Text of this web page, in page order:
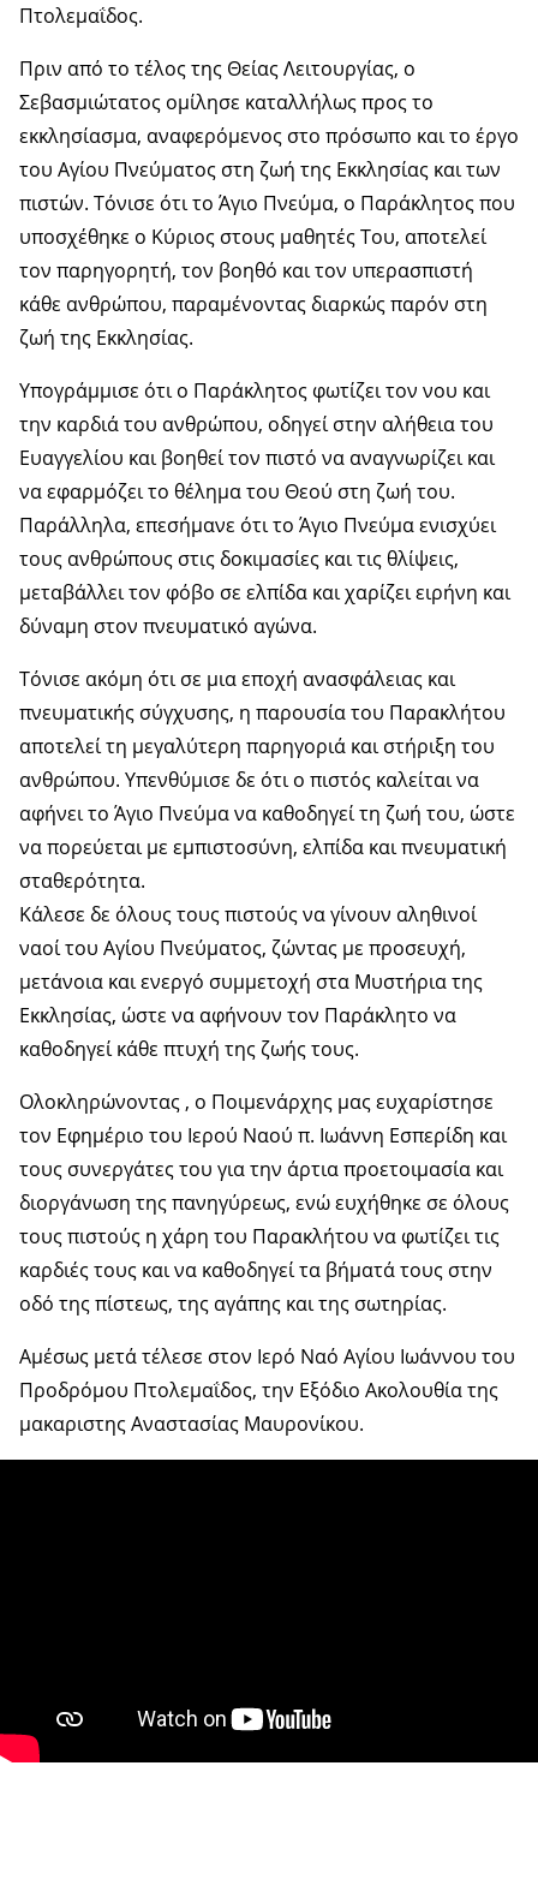
Πτολεμαΐδος.
Πριν από το τέλος της Θείας Λειτουργίας, ο
Σεβασμιώτατος ομίλησε καταλλήλως προς το
εκκλησίασμα, αναφερόμενος στο πρόσωπο και το έργο
του Αγίου Πνεύματος στη ζωή της Εκκλησίας και των
πιστών. Τόνισε ότι το Άγιο Πνεύμα, ο Παράκλητος που
υποσχέθηκε ο Κύριος στους μαθητές Του, αποτελεί
τον παρηγορητή, τον βοηθό και τον υπερασπιστή
κάθε ανθρώπου, παραμένοντας διαρκώς παρόν στη
ζωή της Εκκλησίας.
Υπογράμμισε ότι ο Παράκλητος φωτίζει τον νου και
την καρδιά του ανθρώπου, οδηγεί στην αλήθεια του
Ευαγγελίου και βοηθεί τον πιστό να αναγνωρίζει και
να εφαρμόζει το θέλημα του Θεού στη ζωή του.
Παράλληλα, επεσήμανε ότι το Άγιο Πνεύμα ενισχύει
τους ανθρώπους στις δοκιμασίες και τις θλίψεις,
μεταβάλλει τον φόβο σε ελπίδα και χαρίζει ειρήνη και
δύναμη στον πνευματικό αγώνα.
Τόνισε ακόμη ότι σε μια εποχή ανασφάλειας και
πνευματικής σύγχυσης, η παρουσία του Παρακλήτου
αποτελεί τη μεγαλύτερη παρηγοριά και στήριξη του
ανθρώπου. Υπενθύμισε δε ότι ο πιστός καλείται να
αφήνει το Άγιο Πνεύμα να καθοδηγεί τη ζωή του, ώστε
να πορεύεται με εμπιστοσύνη, ελπίδα και πνευματική
σταθερότητα.
Κάλεσε δε όλους τους πιστούς να γίνουν αληθινοί
ναοί του Αγίου Πνεύματος, ζώντας με προσευχή,
μετάνοια και ενεργό συμμετοχή στα Μυστήρια της
Εκκλησίας, ώστε να αφήνουν τον Παράκλητο να
καθοδηγεί κάθε πτυχή της ζωής τους.
Ολοκληρώνοντας , ο Ποιμενάρχης μας ευχαρίστησε
τον Εφημέριο του Ιερού Ναού π. Ιωάννη Εσπερίδη και
τους συνεργάτες του για την άρτια προετοιμασία και
διοργάνωση της πανηγύρεως, ενώ ευχήθηκε σε όλους
τους πιστούς η χάρη του Παρακλήτου να φωτίζει τις
καρδιές τους και να καθοδηγεί τα βήματά τους στην
οδό της πίστεως, της αγάπης και της σωτηρίας.
Αμέσως μετά τέλεσε στον Ιερό Ναό Αγίου Ιωάννου του
Προδρόμου Πτολεμαΐδος, την Εξόδιο Ακολουθία της
μακαριστης Αναστασίας Μαυρονίκου.